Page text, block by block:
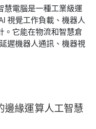
慧電腦是一種工業級運
視覺工作負載、機器人
。它能在物流和智慧倉
遲機器人通訊、機器視
邊緣運算人工智慧